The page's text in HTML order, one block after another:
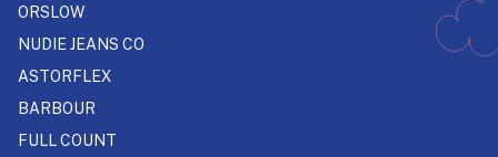
ORSLOW
NUDIE JEANS CO
ASTORFLEX
BARBOUR
FULL COUNT